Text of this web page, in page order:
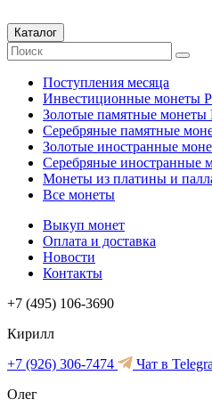
Каталог
Поступления месяца
Инвестиционные монеты
Золотые памятные
Серебряные памятные
Золотые иностранные
Серебряные иностранные
Монеты из платины и
Все монеты
Выкуп монет
Оплата и доставка
Новости
Контакты
+7 (495) 106-3690
Кирилл
+7 (926) 306-7474
Чат в
Олег